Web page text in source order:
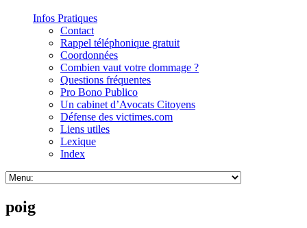
Infos Pratiques
Contact
Rappel téléphonique gratuit
Coordonnées
Combien vaut votre dommage ?
Questions fréquentes
Pro Bono Publico
Un cabinet d’Avocats Citoyens
Défense des victimes.com
Liens utiles
Lexique
Index
poig